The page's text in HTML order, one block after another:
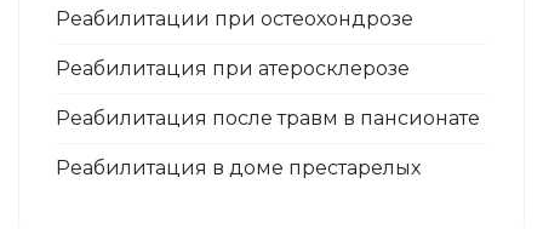
Реабилитации при остеохондрозе
Реабилитация при атеросклерозе
Реабилитация после травм в пансионате
Реабилитация в доме престарелых